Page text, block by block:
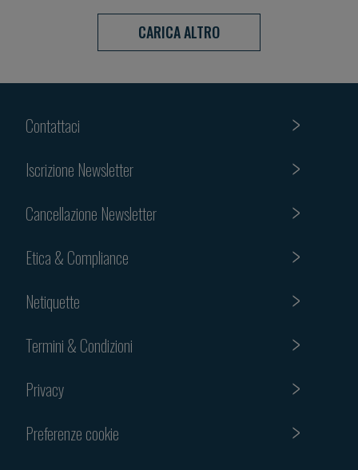
CARICA ALTRO
Contattaci
Iscrizione Newsletter
Cancellazione Newsletter
Etica & Compliance
Netiquette
Termini & Condizioni
Privacy
Preferenze cookie